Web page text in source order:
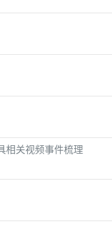
相关视频事件梳理